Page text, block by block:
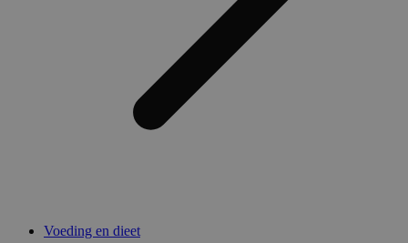
Voeding en dieet